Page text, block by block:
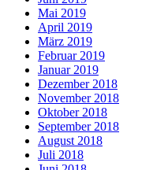
Mai 2019
April 2019
März 2019
Februar 2019
Januar 2019
Dezember 2018
November 2018
Oktober 2018
September 2018
August 2018
Juli 2018